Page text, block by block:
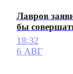
Лавров
бы
18:32
6 АВГ